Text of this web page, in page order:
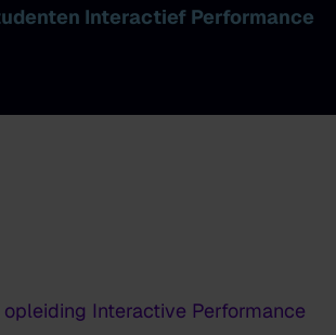
Interactief Performance
Interactive Performance